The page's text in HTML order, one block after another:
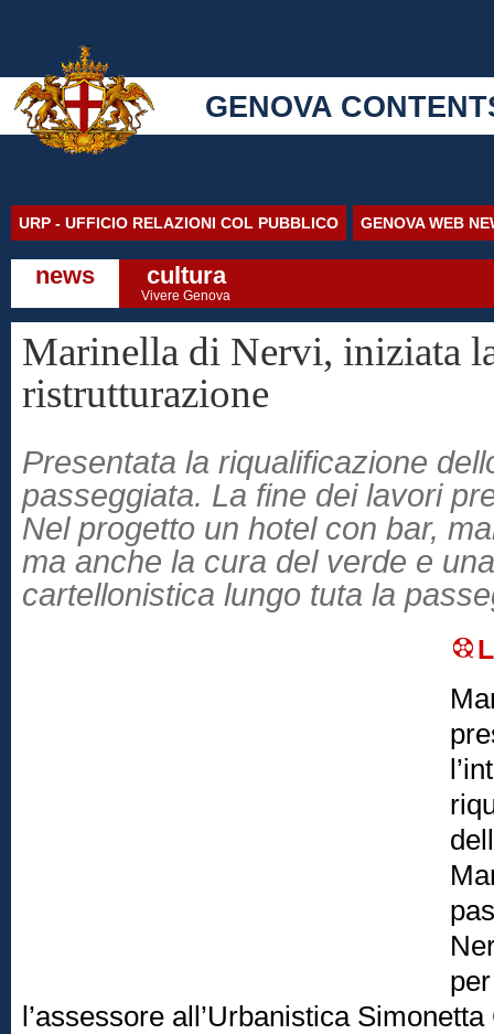
GENOVA
URP - UFFICIO RELAZIONI COL PUBBLICO GENOVA WEB
news cultura
Vivere Genova
Marinella di Nervi, iniziata
ristrutturazione
Presentata la riqualificazione
passeggiata. La fine dei lavori
Nel progetto un hotel con bar,
ma anche la cura del verde e
cartellonistica lungo tuta la
l’assessore all’Urbanistica